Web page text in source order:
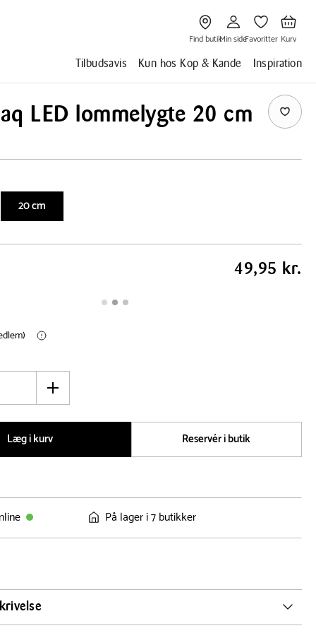
Gå
til
Find
butik
Find butik
til
Min
side
Min side
til
Favoritter
Favoritter
til
Kurv
Kurv
Tilbudsavis Kun hos Kop & Kande Inspiration
LED lommelygte 20 cm
20 cm
49,95 kr.
Øg
Læg i kurv
Reservér i butik
På lager i 7 butikker